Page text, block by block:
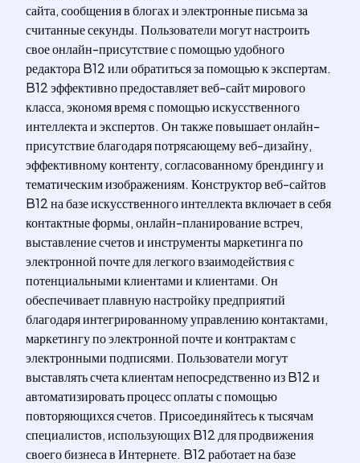
сайта, сообщения в блогах и электронные письма за
считанные секунды. Пользователи могут настроить
свое онлайн-присутствие с помощью удобного
редактора B12 или обратиться за помощью к экспертам.
B12 эффективно предоставляет веб-сайт мирового
класса, экономя время с помощью искусственного
интеллекта и экспертов. Он также повышает онлайн-
присутствие благодаря потрясающему веб-дизайну,
эффективному контенту, согласованному брендингу и
тематическим изображениям. Конструктор веб-сайтов
B12 на базе искусственного интеллекта включает в себя
контактные формы, онлайн-планирование встреч,
выставление счетов и инструменты маркетинга по
электронной почте для легкого взаимодействия с
потенциальными клиентами и клиентами. Он
обеспечивает плавную настройку предприятий
благодаря интегрированному управлению контактами,
маркетингу по электронной почте и контрактам с
электронными подписями. Пользователи могут
выставлять счета клиентам непосредственно из B12 и
автоматизировать процесс оплаты с помощью
повторяющихся счетов. Присоединяйтесь к тысячам
специалистов, использующих B12 для продвижения
своего бизнеса в Интернете. B12 работает на базе